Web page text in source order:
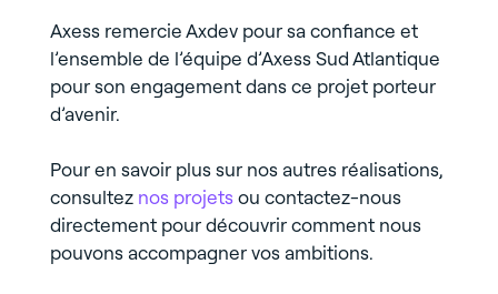
Axess remercie Axdev pour sa confiance et
l’ensemble de l’équipe d’Axess Sud Atlantique
pour son engagement dans ce projet porteur
d’avenir.
Pour en savoir plus sur nos autres réalisations,
consultez nos projetsou contactez-nous
directement pour découvrir comment nous
pouvons accompagner vos ambitions.